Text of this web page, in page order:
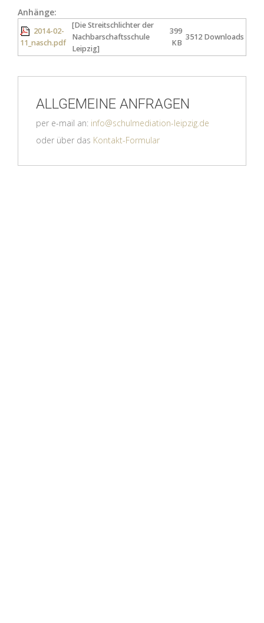
Anhänge:
2014-02-
11_nasch.pdf
[Die Streitschlichter der
Nachbarschaftsschule
Leipzig]
399
KB
3512 Downloads
ALLGEMEINE ANFRAGEN
per e-mail an: info@schulmediation-leipzig.de
oder über das Kontakt-Formular